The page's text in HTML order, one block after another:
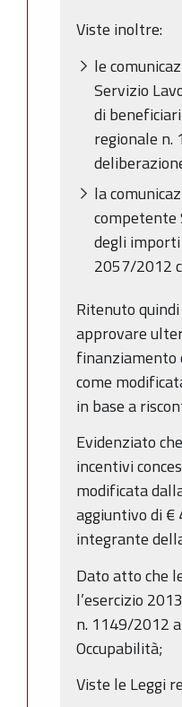
Viste inoltre:
le
Servizio
di
regionale n.
la
competente
degli importi
2057/2012
Ritenuto
approvare
finanziamento
come
in base a
Evidenziato
incentivi
modificata
aggiuntivo di €
integrante
Dato atto che
l’esercizio
n. 1149/2012
Occupabilità;
Viste le Leggi